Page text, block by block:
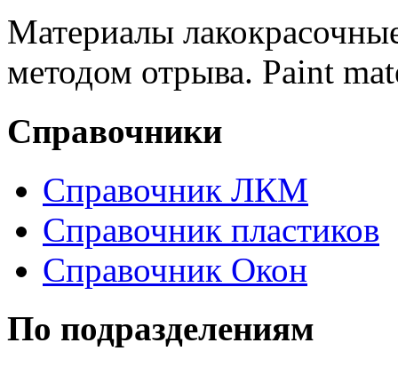
Материалы
методом отрыва. Paint
Справочники
Справочник ЛКМ
Справочник пластиков
Справочник Окон
По подразделениям